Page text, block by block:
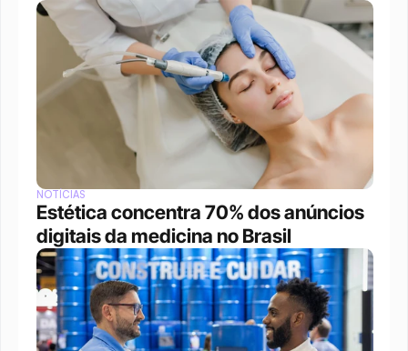
NOTÍCIAS
Estética concentra 70% dos anúncios
digitais da medicina no Brasil